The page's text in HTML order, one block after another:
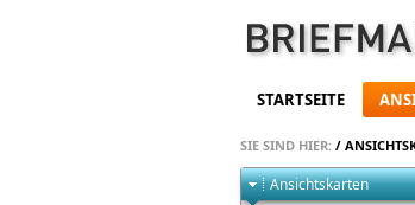
STARTSEITE
SIE SIND HIER: /
Ansichtskarten